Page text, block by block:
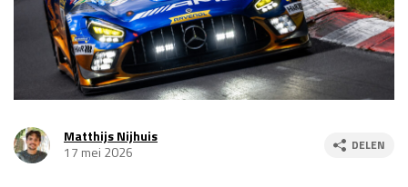
Race
za 13:00 - 15:00
GP VERENIGDE STATEN 2026 23 - 25 okt
GP SÃO PAULO 2026 06 - 08 nov
Matthijs Nijhuis
17 mei 2026
DELEN